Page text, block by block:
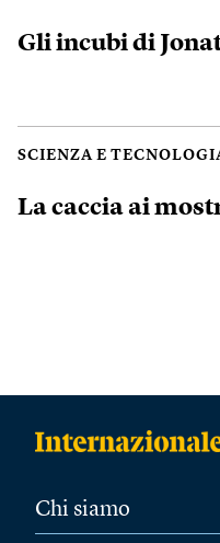
Gli incubi di
SCIENZA E
La caccia ai
Chi siamo